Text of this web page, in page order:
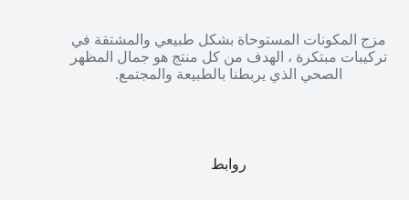
مزج المكونات المستوحاة بشكل طبيعي والمشتقة في
تركيبات مبتكرة ، الهدف من كل منتج هو جمال المظهر
الصحي الذي يربطنا بالطبيعة والمجتمع.
روابط